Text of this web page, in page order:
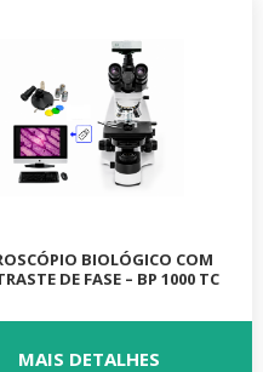
BIOLÓGICO COM
DE FASE – BP 1000 TC
MAIS DETALHES